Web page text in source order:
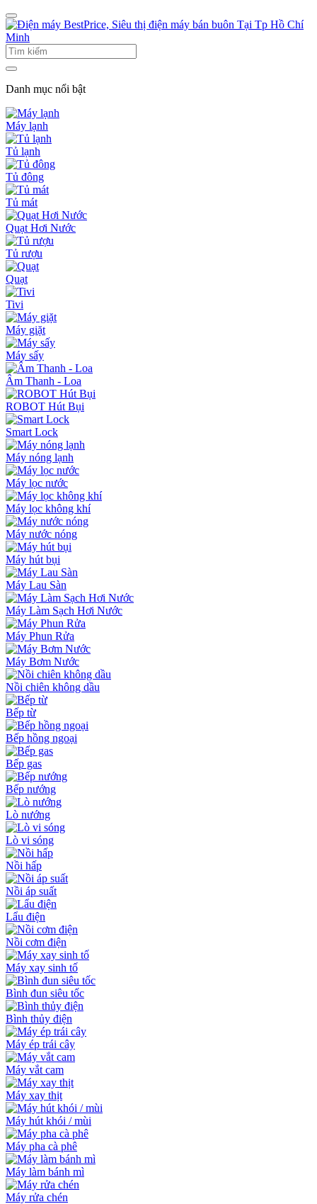
Danh mục nổi bật
Máy lạnh
Tủ lạnh
Tủ đông
Tủ mát
Quạt Hơi Nước
Tủ rượu
Quạt
Tivi
Máy giặt
Máy sấy
Âm Thanh - Loa
ROBOT Hút Bụi
Smart Lock
Máy nóng lạnh
Máy lọc nước
Máy lọc không khí
Máy nước nóng
Máy hút bụi
Máy Lau Sàn
Máy Làm Sạch Hơi Nước
Máy Phun Rửa
Máy Bơm Nước
Nồi chiên không dầu
Bếp từ
Bếp hồng ngoại
Bếp gas
Bếp nướng
Lò nướng
Lò vi sóng
Nồi hấp
Nồi áp suất
Lẩu điện
Nồi cơm điện
Máy xay sinh tố
Bình đun siêu tốc
Bình thủy điện
Máy ép trái cây
Máy vắt cam
Máy xay thịt
Máy hút khói / mùi
Máy pha cà phê
Máy làm bánh mì
Máy rửa chén